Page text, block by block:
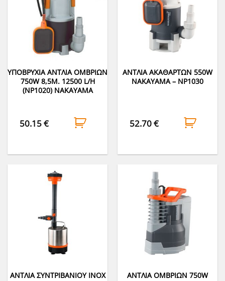
ΥΠΟΒΡΥΧΙΑ ΑΝΤΛΙΑ ΟΜΒΡΙΩΝ
750W 8,5M. 12500 L/H
(NP1020) NAKAYAMA
50.15€
ΑΝΤΛΙΑ ΑΚΑΘΑΡΤΩΝ 550W
NAKAYAMA – NP1030
52.70€
ΑΝΤΛΙΑ ΣΥΝΤΡΙΒΑΝΙΟΥ INOX
ΑΝΤΛΙΑ ΟΜΒΡΙΩΝ 750W